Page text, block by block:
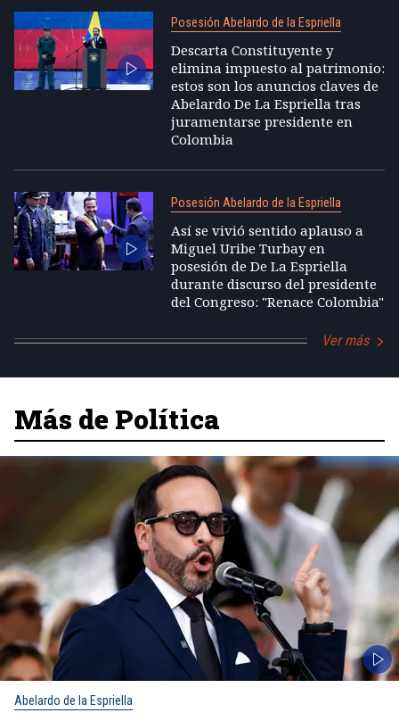
Posesión Abelardo de la Espriella
Descarta Constituyente y
elimina impuesto al patrimonio:
estos son los anuncios claves de
Abelardo De La Espriella tras
juramentarse presidente en
Colombia
Posesión Abelardo de la Espriella
Así se vivió sentido aplauso a
Miguel Uribe Turbay en
posesión de De La Espriella
durante discurso del presidente
del Congreso: "Renace Colombia"
Ver más
Más de Política
Abelardo de la Espriella